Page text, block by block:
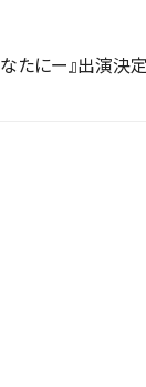
たにー』出演決定